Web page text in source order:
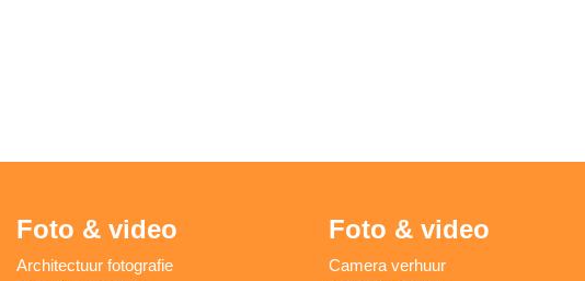
Foto & video
Architectuur fotografie
Foto & video
Camera verhuur